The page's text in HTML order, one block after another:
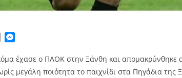
Copy
έχασε ο ΠΑΟΚ στην Ξάνθη και απομακρύνθηκε
μεγάλη ποιότητα το παιχνίδι στα Πηγάδια της